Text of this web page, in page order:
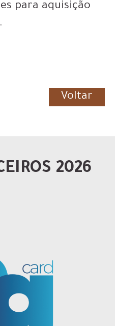
para aquisição
Voltar
2026